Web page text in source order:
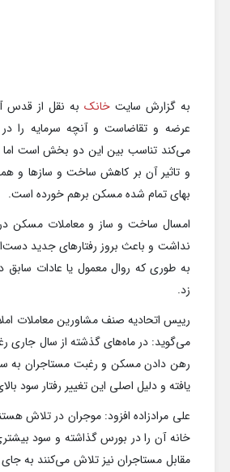
به گزارش سایتخانک به نقل از قدس
عرضه و تقاضاست و آنچه سرمایه را در
می‌کند تناسب بین این دو بخش است اما
و تاثیر آن بر کاهش ساخت و سازها و
بهای تمام شده مسکن برهم خورده است.
امسال ساخت و ساز و معاملات مسکن
نداشت و باعث بروز رفتارهای جدید
به طوری که روال معمول یا عادات
زد.
رییس اتحادیه صنف مشاورین معاملات
می‌گوید: در ماه‌های گذشته از سال جاری
رهن دادن مسکن و رغبت مستاجران به
یافته و دلیل اصلی این تغییر رفتار سود
علی مرادزاده افزود: موجران در تلاش
خانه آن را در بورس گذاشته و سود
مقابل مستاجران نیز تلاش می‌کنند به